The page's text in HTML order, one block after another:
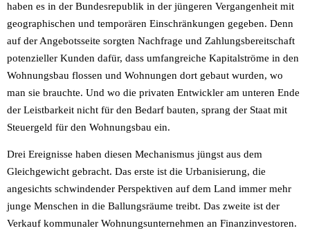
haben es in der Bundesrepublik in der jüngeren Vergangenheit mit
geographischen und temporären Einschränkungen gegeben. Denn
auf der Angebotsseite sorgten Nachfrage und Zahlungsbereitschaft
potenzieller Kunden dafür, dass umfangreiche Kapitalströme in den
Wohnungsbau flossen und Wohnungen dort gebaut wurden, wo
man sie brauchte. Und wo die privaten Entwickler am unteren Ende
der Leistbarkeit nicht für den Bedarf bauten, sprang der Staat mit
Steuergeld für den Wohnungsbau ein.
Drei Ereignisse haben diesen Mechanismus jüngst aus dem
Gleichgewicht gebracht. Das erste ist die Urbanisierung, die
angesichts schwindender Perspektiven auf dem Land immer mehr
junge Menschen in die Ballungsräume treibt. Das zweite ist der
Verkauf kommunaler Wohnungsunternehmen an Finanzinvestoren.